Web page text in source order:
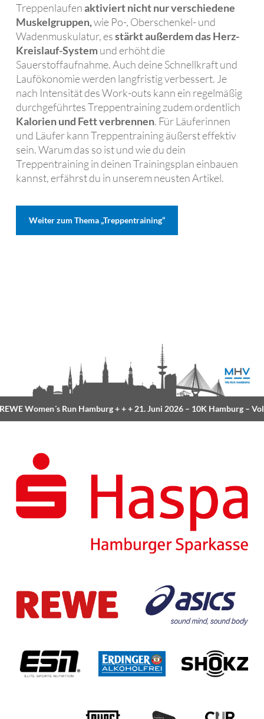
Treppenlaufenaktiviert nicht nur verschiedene
Muskelgruppen,wie Po-, Oberschenkel- und
Wadenmuskulatur, esstärkt außerdem das Herz-
Kreislauf-Systemund erhöht die
Sauerstoffaufnahme. Auch deine Schnellkraft und
Laufökonomie werden langfristig verbessert. Je
nach Intensität des Work-outs kann ein regelmäßig
durchgeführtes Treppentraining zudem ordentlich
Kalorien und Fett verbrennen. Für Läuferinnen
und Läufer kann Treppentraining äußerst effektiv
sein. Warum das so ist und wie du dein
Treppentraining in deinen Trainingsplan einbauen
kannst, erfährst du in unserem neusten Artikel.
Weiter zum Thema „Treppentraining“
Women´s Run Hamburg+ + +21. Juni 2026 – 10K Hamburg–